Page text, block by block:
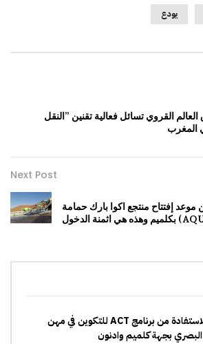
يودع
القروي تسائل فعالية تقنين ”النقل
المغرب
Next Post
موعد إفتتاح منتجع اكوا بارك حمامة
فتح باب الترشيح للاستفادة من برنامج ACT للتكوين في مهن
بجهة كلميم وادنون